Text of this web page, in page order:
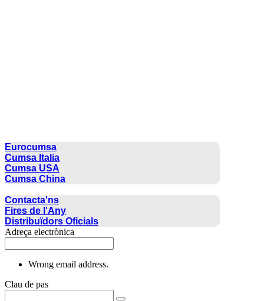
Eurocumsa
Cumsa Italia
Cumsa USA
Cumsa China
Contacta'ns
Fires de l'Any
Distribuïdors Oficials
Adreça electrònica
Wrong email address.
Clau de pas